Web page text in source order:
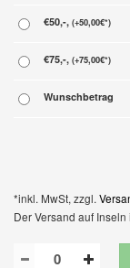
€50,-, (+50,00€*)
€75,-, (+75,00€*)
Wunschbetrag
*inkl. MwSt, zzgl.
Der Versand auf